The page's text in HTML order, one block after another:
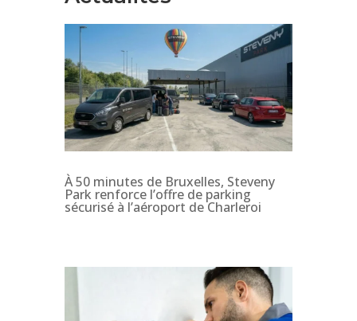
À 50 minutes de Bruxelles, Steveny
Park renforce l’offre de parking
sécurisé à l’aéroport de Charleroi